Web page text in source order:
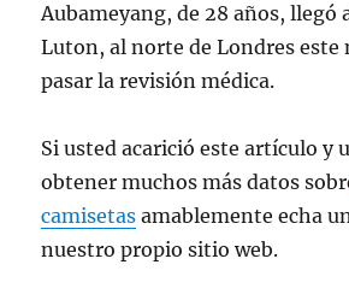
Aubameyang, de 28 años, llegó
Luton, al norte de Londres este
pasar la revisión médica.
Si usted acarició este artículo y
obtener muchos más datos
camisetas amablemente echa
nuestro propio sitio web.